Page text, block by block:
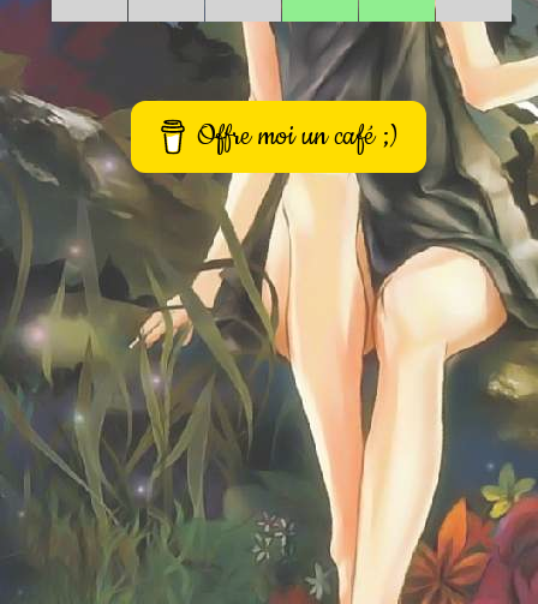
Offre moi un café ;)